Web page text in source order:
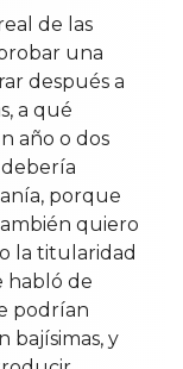
de las
una
después a
a qué
año o dos
debería
porque
quiero
la titularidad
habló de
podrían
bajísimas, y